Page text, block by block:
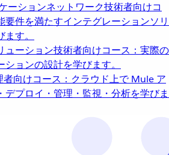
ーションネットワーク技術者向けコ
要件を満たすインテグレーションソリ
す。
ューション技術者向けコース：実際の
ョンの設計を学びます。
者向けコース：クラウド上で Mule ア
デプロイ・管理・監視・分析を学びま